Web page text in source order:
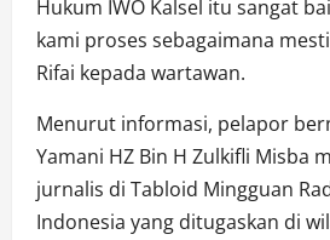
Hukum IWO Kalsel itu sangat
kami proses sebagaimana
Rifai kepada wartawan.
Menurut informasi, pelapor
Yamani HZ Bin H Zulkifli Misba
jurnalis di Tabloid Mingguan
Indonesia yang ditugaskan di